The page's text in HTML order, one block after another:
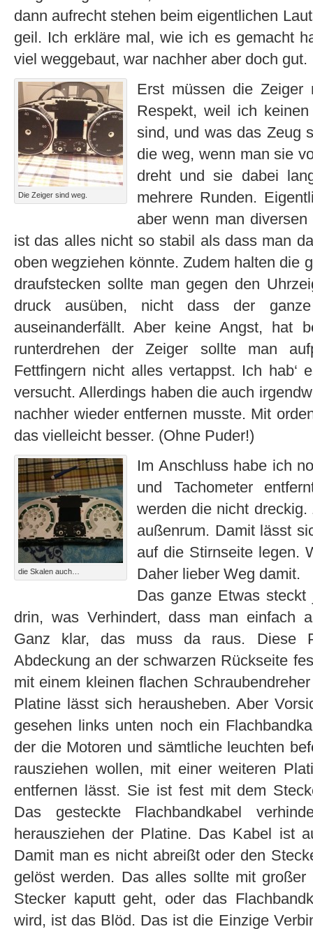
dann aufrecht stehen beim eigentlichen
geil. Ich erkläre mal, wie ich es gemacht
viel weggebaut, war nachher aber doch gut.
Die Zeiger sind weg.
Erst müssen die Zeiger
Respekt, weil ich
sind, und was das Zeug
die weg, wenn man sie
dreht und sie dabei
mehrere Runden.
aber wenn man
ist das alles nicht so stabil als dass man
oben wegziehen könnte. Zudem halten die
draufstecken sollte man gegen den
druck ausüben, nicht dass der
auseinanderfällt. Aber keine Angst, hat
runterdrehen der Zeiger sollte man
Fettfingern nicht alles vertappst. Ich hab‘
versucht. Allerdings haben die auch
nachher wieder entfernen musste. Mit
das vielleicht besser. (Ohne Puder!)
die Skalen auch…
Im Anschluss habe ich
und Tachometer
werden die nicht
außenrum. Damit lässt
auf die Stirnseite legen.
Daher lieber Weg damit.
Das ganze Etwas
drin, was Verhindert, dass man einfach
Ganz klar, das muss da raus. Diese
Abdeckung an der schwarzen Rückseite
mit einem kleinen flachen
Platine lässt sich herausheben. Aber
gesehen links unten noch ein
der die Motoren und sämtliche leuchten
rausziehen wollen, mit einer weiteren
entfernen lässt. Sie ist fest mit dem
Das gesteckte Flachbandkabel
herausziehen der Platine. Das Kabel ist
Damit man es nicht abreißt oder den
gelöst werden. Das alles sollte mit
Stecker kaputt geht, oder das
wird, ist das Blöd. Das ist die Einzige